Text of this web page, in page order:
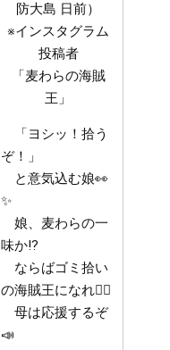
防大島 日前）
※インスタグラム
投稿者
「麦わらの海賊
王」
「ヨシッ！拾う
ぞ！」
と意気込む娘👀
✨
娘、麦わらの一
味か⁉️
ならばゴミ拾い
の海賊王になれ🏴‍☠️
母は応援するぞ
📣